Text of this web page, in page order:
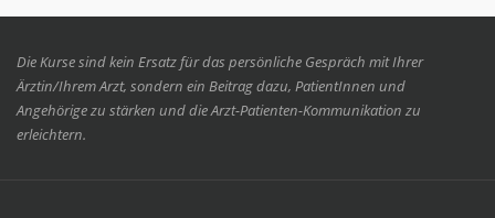
Die Kurse sind kein Ersatz für das persönliche Gespräch mit Ihrer
Ärztin/Ihrem Arzt, sondern ein Beitrag dazu, PatientInnen und
Angehörige zu stärken und die Arzt-Patienten-Kommunikation zu
erleichtern.